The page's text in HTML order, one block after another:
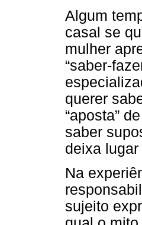
Algum
casal se
mulher
“saber-
querer
“aposta”
saber
deixa
Na
sujeito